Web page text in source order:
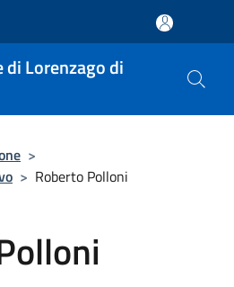
di Lorenzago di
>
> Roberto Polloni